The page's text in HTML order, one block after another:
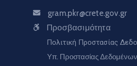
gram.pkr@crete.gov.gr
Προσβασιμότητα
Πολιτική Προστασίας
Υπ. Προστασίας